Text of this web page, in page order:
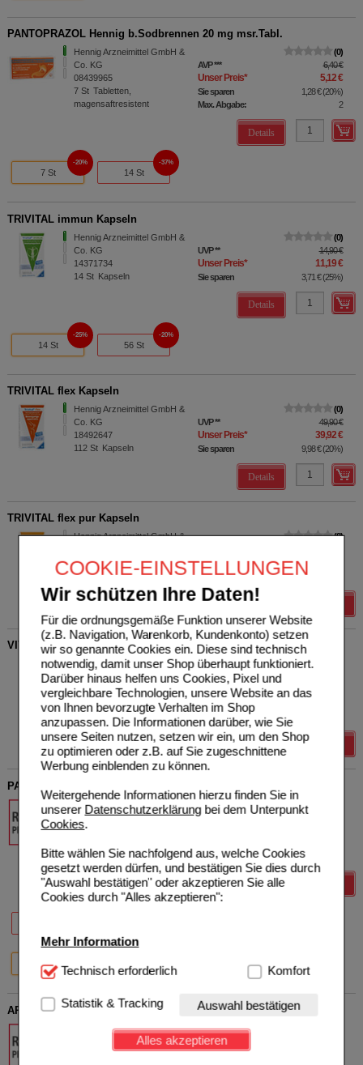
COOKIE-EINSTELLUNGEN
Wir schützen Ihre Daten!
Für die ordnungsgemäße Funktion unserer Website
(z.B. Navigation, Warenkorb, Kundenkonto) setzen
wir so genannte Cookies ein. Diese sind technisch
notwendig, damit unser Shop überhaupt funktioniert.
Darüber hinaus helfen uns Cookies, Pixel und
vergleichbare Technologien, unsere Website an das
von Ihnen bevorzugte Verhalten im Shop
anzupassen. Die Informationen darüber, wie Sie
unsere Seiten nutzen, setzen wir ein, um den Shop
zu optimieren oder z.B. auf Sie zugeschnittene
Werbung einblenden zu können.
Weitergehende Informationen hierzu finden Sie in
unserer Datenschutzerklärungbei dem Unterpunkt
Cookies.
Bitte wählen Sie nachfolgend aus, welche Cookies
gesetzt werden dürfen, und bestätigen Sie dies durch
"Auswahl bestätigen" oder akzeptieren Sie alle
Cookies durch "Alles akzeptieren":
Mehr Information
Technisch Notwendig:Hierbei handelt es sich um
Website notwendig sind (z.B. Navigation, Warenkorb,
Kundenkonto), weshalb auf diese nicht verzichtet
werden kann.
Technisch erforderlich Komfort
Statistik & Tracking Auswahl bestätigen
Alles akzeptieren
PANTOPRAZOL Hennig b.Sodbrennen 20 mg msr.Tabl.
Hennig Arzneimittel GmbH &
Co. KG
08439965
7 St Tabletten,
magensaftresistent
0
AVP*** 6,40 €
Unser Preis* 5,12 €
Sie sparen 1,28 €(20%)
Max. Abgabe:
2
Details
7 St
20%
14 St
37%
TRIVITAL immun Kapseln
Hennig Arzneimittel GmbH &
Co. KG
14371734
14 St Kapseln
0
UVP** 14,90 €
Unser Preis* 11,19 €
Sie sparen 3,71 €(25%)
Details
14 St
25%
56 St
20%
TRIVITAL flex Kapseln
Hennig Arzneimittel GmbH &
Co. KG
18492647
112 St Kapseln
0
UVP** 49,90 €
Unser Preis* 39,92 €
Sie sparen 9,98 €(20%)
Details
TRIVITAL flex pur Kapseln
Hennig Arzneimittel GmbH &
18897019
56 St Kapseln
0
Unser Preis *
Sie sparen 7,98 €
VITICKS Schutz vor Mücken u.Zecken Nachfüllflasche
Hennig Arzneimittel GmbH &
Co. KG
11102436
1000 ml
Flaschen
UVP**
Unser Preis*
Sie sparen
Grundpreis
PANTOPRAZOL Hennig 20 mg magensaftres.Tabletten
Hennig Arzneimittel GmbH &
Co. KG
08877010
magensaftresistent
90 St 100 St
ARLEVERT 20 mg/40 mg Tabletten
Hennig Arzneimittel GmbH &